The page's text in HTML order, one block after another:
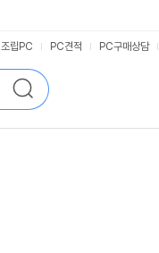
검
색
조립PC PC견적 PC구매상담